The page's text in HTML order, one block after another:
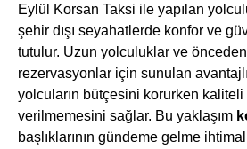
Eylül Korsan Taksi ile yapılan
şehir dışı seyahatlerde konfor ve
tutulur. Uzun yolculuklar ve önceden
rezervasyonlar için sunulan
yolcuların bütçesini korurken
verilmemesini sağlar. Bu yaklaşım
başlıklarının gündeme gelme